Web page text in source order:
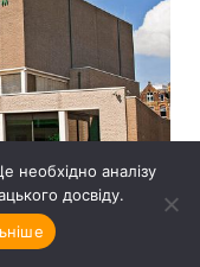
необхідно аналізу
досвіду.